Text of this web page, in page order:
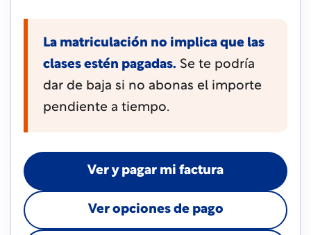
La matriculación no implica que las
clases estén pagadas. Se te podría
dar de baja si no abonas el importe
pendiente a tiempo.
Ver y pagar mi factura
Ver opciones de pago